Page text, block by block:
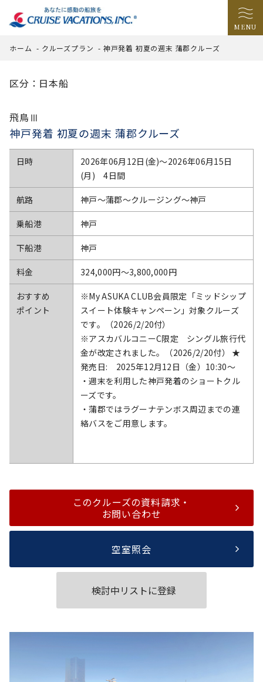
MENU
ホーム - クルーズプラン - 神戸発着 初夏の週末 蒲郡クルーズ
区分：日本船
飛鳥Ⅲ
神戸発着 初夏の週末 蒲郡クルーズ
日時
2026年06月12日(金)〜2026年06月15日
(月) 4日間
航路 神戸～蒲郡～クルージング～神戸
乗船港 神戸
下船港 神戸
料金 324,000円〜3,800,000円
おすすめ
ポイント
※My ASUKA CLUB会員限定「ミッドシップ
スイート体験キャンペーン」対象クルーズ
です。（2026/2/20付）
※アスカバルコニーC限定 シングル旅行代
金が改定されました。（2026/2/20付） ★
発売日: 2025年12月12日（金）10:30～
・週末を利用した神戸発着のショートクル
ーズです。
・蒲郡ではラグーナテンボス周辺までの連
絡バスをご用意します。
このクルーズの資料請求・
お問い合わせ
空室照会
検討中リストに登録